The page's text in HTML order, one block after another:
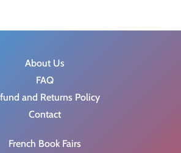
About Us
FAQ
and Returns Policy
Contact
French Book Fairs